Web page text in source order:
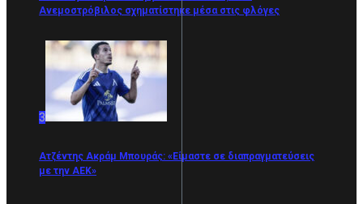
Ανεμοστρόβιλος σχηματίστηκε μέσα στις φλόγες
3
Ατζέντης Ακράμ Μπουράς: «Είμαστε σε διαπραγματεύσεις
με την ΑΕΚ»